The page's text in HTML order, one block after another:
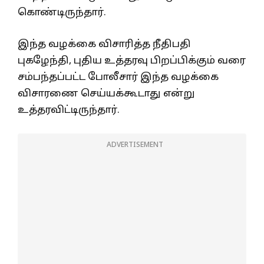
கொண்டிருந்தார்.
இந்த வழக்கை விசாரித்த நீதிபதி
புகழேந்தி, புதிய உத்தரவு பிறப்பிக்கும் வரை
சம்பந்தப்பட்ட போலீசார் இந்த வழக்கை
விசாரணை செய்யக்கூடாது என்று
உத்தரவிட்டிருந்தார்.
ADVERTISEMENT